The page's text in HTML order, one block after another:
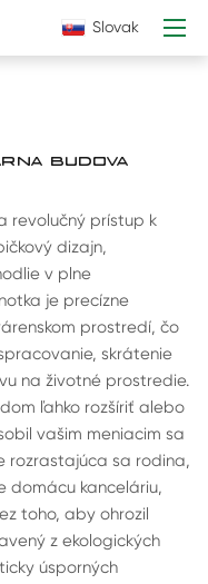
Slovak
BUDOVA
revolučný prístup k
dizajn,
v plne
je precízne
prostredí, čo
skrátenie
na životné prostredie.
ľahko rozšíriť alebo
vašim meniacim sa
rozrastajúca sa rodina,
domácu kanceláriu,
toho, aby ohrozil
z ekologických
úsporných